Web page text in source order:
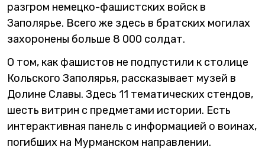
разгром немецко-фашистских войск в
Заполярье. Всего же здесь в братских могилах
захоронены больше 8 000 солдат.
О том, как фашистов не подпустили к столице
Кольского Заполярья, рассказывает музей в
Долине Славы. Здесь 11 тематических стендов,
шесть витрин с предметами истории. Есть
интерактивная панель с информацией о воинах,
погибших на Мурманском направлении.